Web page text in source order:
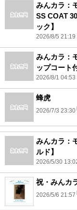
みんカラ：
SS COAT
ック】
2026/8/5 21:19
みんカラ：
ップコート
2026/8/1 04:53
蜂虎
2026/7/3 23:30
みんカラ：
ルド】
2026/5/30
祝・みんカ
2026/5/6 21:57